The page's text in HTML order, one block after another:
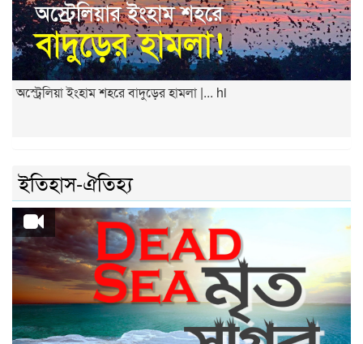
অস্ট্রেলিয়া ইংহাম শহরে বাদুড়ের হামলা |... hi
ইতিহাস-ঐতিহ্য